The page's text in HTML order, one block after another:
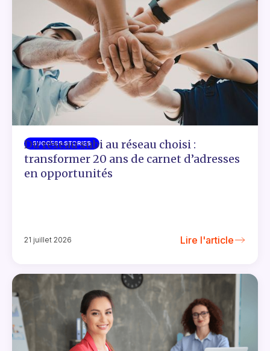
SUCCESS STORIES
Du réseau subi au réseau choisi :
transformer 20 ans de carnet d’adresses
en opportunités
21 juillet 2026 Lire l'article